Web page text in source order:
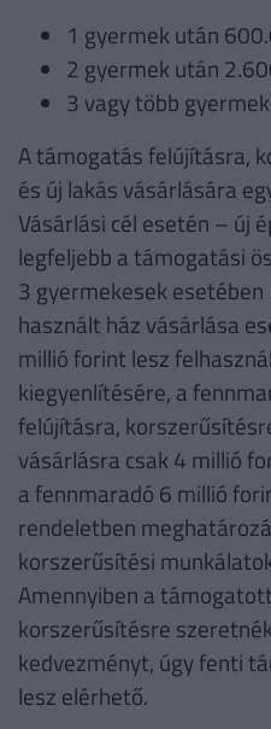
1 gyermek után
2 gyermek után
3 vagy több
A támogatás felújításra,
és új lakás vásárlására
Vásárlási cél esetén – új
legfeljebb a támogatási
3 gyermekesek
használt ház vásárlása
millió forint lesz
kiegyenlítésére, a
felújításra,
vásárlásra csak 4 millió
a fennmaradó 6 millió
rendeletben
korszerűsítési
Amennyiben a
korszerűsítésre
kedvezményt, úgy fenti
lesz elérhető.